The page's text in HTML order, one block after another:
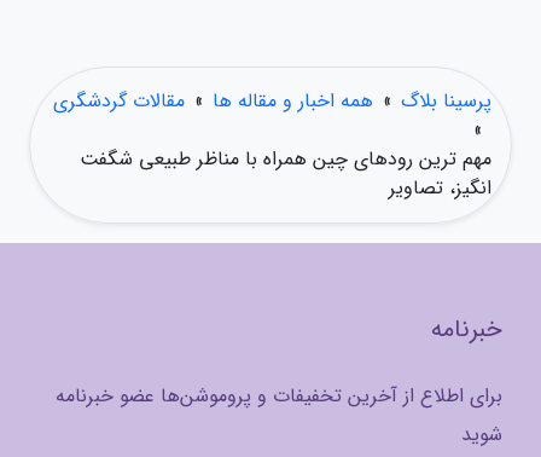
پرسینا بلاگ » همه اخبار و مقاله ها » مقالات گردشگری
»
مهم ترین رودهای چین همراه با مناظر طبیعی شگفت
انگیز، تصاویر
خبرنامه
برای اطلاع از آخرین تخفیفات و پروموشن‌ها عضو خبرنامه
شوید